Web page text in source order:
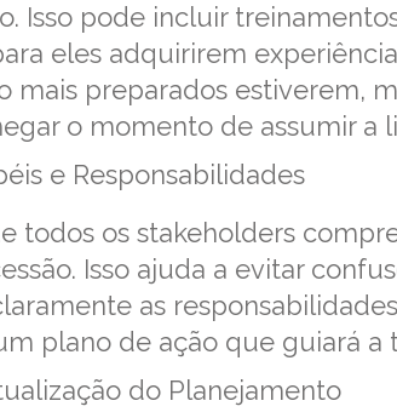
Isso pode incluir
eles adquirirem
mais preparados estiverem,
o momento de assumir a
e Responsabilidades
todos os stakeholders
Isso ajuda a evitar
as
plano de ação que guiará a
do Planejamento